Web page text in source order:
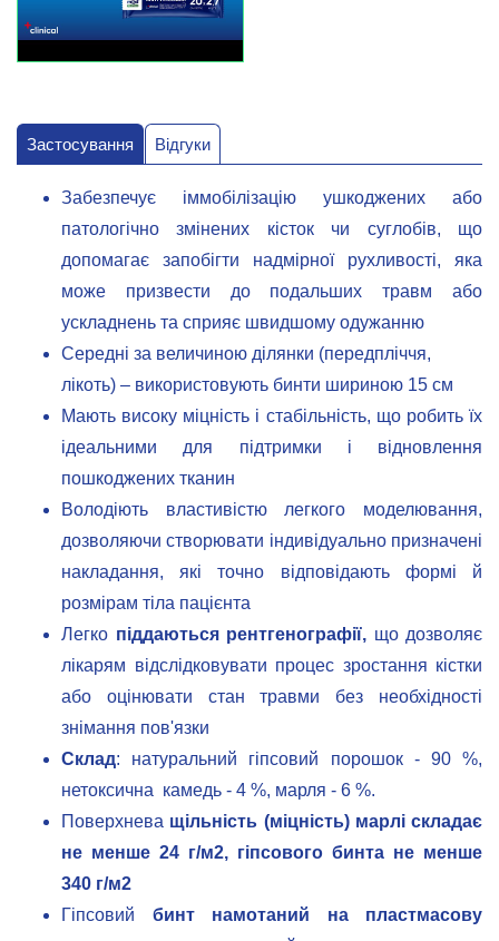
Застосування Відгуки
Забезпечує іммобілізацію ушкоджених або
патологічно змінених кісток чи суглобів, що
допомагає запобігти надмірної рухливості, яка
може призвести до подальших травм або
ускладнень та сприяє швидшому одужанню
Середні за величиною ділянки (передпліччя,
лікоть) – використовують бинти шириною 15 см
Мають високу міцність і стабільність, що робить їх
ідеальними для підтримки і відновлення
пошкоджених тканин
Володіють властивістю легкого моделювання,
дозволяючи створювати індивідуально призначені
накладання, які точно відповідають формі й
розмірам тіла пацієнта
Легко піддаються рентгенографії, що дозволяє
лікарям відслідковувати процес зростання кістки
або оцінювати стан травми без необхідності
знімання пов'язки
Склад: натуральний гіпсовий порошок - 90 %,
нетоксична камедь - 4 %, марля - 6 %.
Поверхнева щільність (міцність) марлі складає
не менше 24 г/м2, гіпсового бинта не менше
340 г/м2
Гіпсовий бинт намотаний на пластмасову